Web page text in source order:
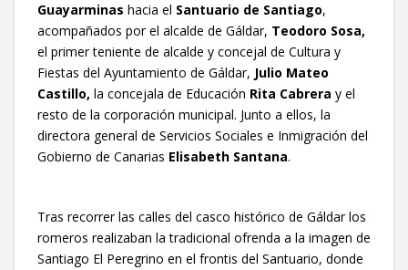
Guayarminas hacia el Santuario de Santiago,
acompañados por el alcalde de Gáldar, Teodoro Sosa,
el primer teniente de alcalde y concejal de Cultura y
Fiestas del Ayuntamiento de Gáldar, Julio Mateo
Castillo, la concejala de Educación Rita Cabrera y el
resto de la corporación municipal. Junto a ellos, la
directora general de Servicios Sociales e Inmigración del
Gobierno de Canarias Elisabeth Santana.
Tras recorrer las calles del casco histórico de Gáldar los
romeros realizaban la tradicional ofrenda a la imagen de
Santiago El Peregrino en el frontis del Santuario, donde